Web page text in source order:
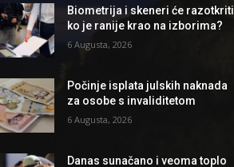
Biometrija i skeneri će razotkriti
ko je ranije krao na izborima?
6 Augusta, 2026
Počinje isplata julskih naknada
za osobe s invaliditetom
6 Augusta, 2026
Danas sunačano i veoma toplo